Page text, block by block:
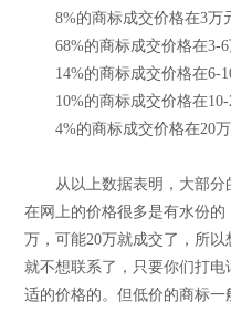
8%的商标成交价格在3万
68%的商标成交价格在3-6
14%的商标成交价格在6-
10%的商标成交价格在10-
4%的商标成交价格在20万
从以上数据表明，大部分
在网上的价格很多是有水份
万，可能20万就成交了，所
就不想联系了，只要你们打
适的价格的。但低价的商标